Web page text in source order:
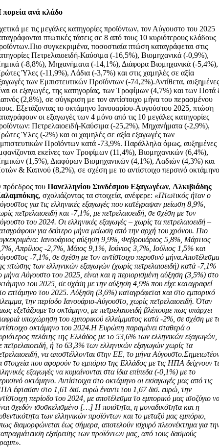
πορεία ανά κλάδο
με τις μεγάλες κατηγορίες προϊόντων, τον Αύγουστο του 2025
πτωτικές τάσεις σε 8 από τους 10 κυριότερους κλάδους
συγκεκριμένα, ποσοστιαία πτώση καταγράφεται στις
Πετρελαιοειδή-Καύσιμα (-16,5%), Βιομηχανικά (-0,9%),
(-8,8%), Μηχανήματα (-14,1%), Διάφορα Βιομηχανικά (-5,4%),
Ύλες (-11,9%), Λάδια (-3,7%) και στις χαμηλές σε αξία
των Εμπιστευτικών Προϊόντων (-74,2%).Αντίθετα,
οι εξαγωγές, της κατηγορίας, των Τροφίμων (4,7%) και των Ποτά
(2,8%), σε σύγκριση με τον αντίστοιχο μήνα του περασμένου
Εξετάζοντας το οκτάμηνο Ιανουαρίου-Αυγούστου 2025, πτώση
οι εξαγωγές των 4 μόνο από τις 10 μεγάλες κατηγορίες
Πετρελαιοειδή-Καύσιμα (-25,2%), Μηχανήματα (-2,9%),
Ύλες (-2%) και οι χαμηλές σε αξία εξαγωγές των
Προϊόντων κατά -73,9%. Παράλληλα όμως, αυξημένες
εκείνες των Τροφίμων (11,4%), Βιομηχανικών (6,4%),
(1,5%), Διαφόρων Βιομηχανικών (4,1%), Λαδιών (4,3%) και
& Καπνού (8,2%), σε σχέση με το αντίστοιχο περσινό
πρόεδρος τουΠανελληνίου Συνδέσμου Εξαγωγέων, Αλκιβιάδης
, σχολιάζοντας τα στοιχεία, ανέφερε: «Πτωτικός ήταν ο
για τις ελληνικές εξαγωγές που κατέγραψαν μείωση 8,9%,
πετρελαιοειδή και -7,1%, με πετρελαιοειδή, σε σχέση με τον
του 2024. Οι ελληνικές εξαγωγές – χωρίς τα πετρελαιοειδή –
για δεύτερο μήνα μείωση από την αρχή του χρόνου. Πιο
Ιανουάριος αύξηση 9,9%, Φεβρουάριος 5,8%, Μάρτιος
Απρίλιος -2,7%, Μάιος 9,1%, Ιούνιος 3,7%, Ιούλιος 1,5% και
-7,1%, σε σχέση με τον αντίστοιχο περυσινό
πτώσης των ελληνικών εξαγωγών (χωρίς πετρελαιοειδή) κατά -7,1%
μήνα Αύγουστο του 2025, είναι και η περιορισμένη αύξηση (3,5%) στο
του 2025, σε σχέση με την αύξηση 4,9% που είχε καταγραφεί
επτάμηνο του 2025. Αύξηση (3,6%) καταγράφεται και στο εμπορικό
την περίοδο Ιανουάριο-Αύγουστο, χωρίς πετρελαιοειδή. Όταν
εξετάζουμε το οκτάμηνο, με πετρελαιοειδή βλέπουμε πως υπάρχει
υποχώρηση του εμπορικού ελλείμματος κατά -2%, σε σχέση με
οκτάμηνο του 2024.Η Ευρώπη παραμένει σταθερά ο
πελάτης της Ελλάδος με το 53,6% των ελληνικών εξαγωγών,
πετρελαιοειδή, ή το 63,3% των ελληνικών εξαγωγών χωρίς τα
να αποστέλλονται στην ΕΕ, το μήνα
στοιχεία που αφορούν το εμπόριο της Ελλάδος με τις ΗΠΑ δείχνουν
εξαγωγές να κυμαίνονται στα ίδια επίπεδα (-0,1%) με το
οκτάμηνο. Αντίστοιχα στο οκτάμηνο οι εισαγωγές μας από τις
έφτασαν στο 1,61 δισ. ευρώ έναντι του 1,67 δισ. ευρώ, την
περίοδο του 2024, με αποτέλεσμα το εμπορικό μας ισοζύγιο
σχεδόν ισοσκελισμένο […] Η ποιότητα, η μοναδικότητα και η
των ελληνικών προϊόντων και το μεταξύ μας εμπόριο,
διαμορφώνεται έως σήμερα, αποτελούν ισχυρό πλεονέκτημα για
εξαίρεσης των προϊόντων μας, από τους δασμούς